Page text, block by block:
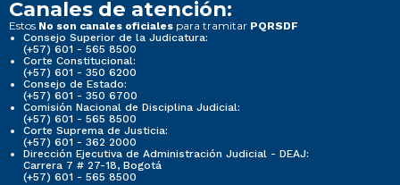
Canales de atención:
Estos No son canales oficiales para tramitar PQRSDF
Consejo Superior de la Judicatura:
(+57) 601 - 565 8500
Corte Constitucional:
(+57) 601 - 350 6200
Consejo de Estado:
(+57) 601 - 350 6700
Comisión Nacional de Disciplina Judicial:
(+57) 601 - 565 8500
Corte Suprema de Justicia:
(+57) 601 - 362 2000
Dirección Ejecutiva de Administración Judicial - DEAJ:
Carrera 7 # 27-18, Bogotá
(+57) 601 - 565 8500